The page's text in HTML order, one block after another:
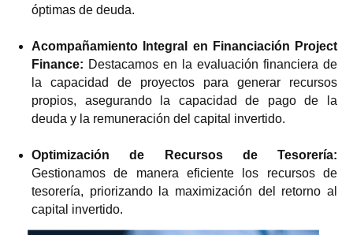
óptimas de deuda.
Acompañamiento Integral en Financiación Project
Finance: Destacamos en la evaluación financiera de
la capacidad de proyectos para generar recursos
propios, asegurando la capacidad de pago de la
deuda y la remuneración del capital invertido.
Optimización de Recursos de Tesorería:
Gestionamos de manera eficiente los recursos de
tesorería, priorizando la maximización del retorno al
capital invertido.